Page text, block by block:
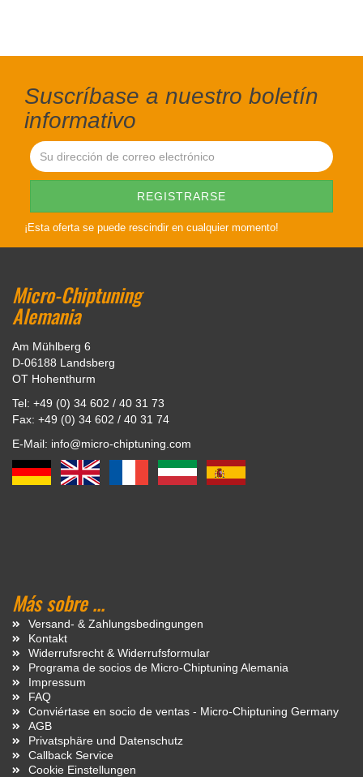
Suscríbase a nuestro boletín
informativo
¡Esta oferta se puede rescindir en cualquier momento!
Micro-Chiptuning
Alemania
Am Mühlberg 6
D-06188 Landsberg
OT Hohenthurm
Tel: +49 (0) 34 602 / 40 31 73
Fax: +49 (0) 34 602 / 40 31 74
E-Mail: info@micro-chiptuning.com
Más sobre ...
Versand- & Zahlungsbedingungen
Kontakt
Widerrufsrecht & Widerrufsformular
Programa de socios de Micro-Chiptuning Alemania
Impressum
FAQ
Conviértase en socio de ventas - Micro-Chiptuning Germany
AGB
Privatsphäre und Datenschutz
Callback Service
Cookie Einstellungen